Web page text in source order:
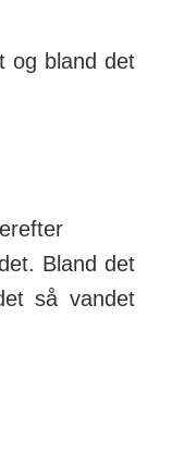
og bland det
Bland det
så vandet